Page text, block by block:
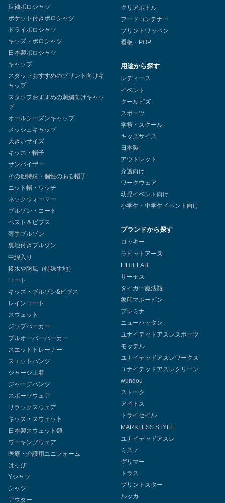
長袖ポロシャツ
ポケット付きポロシャツ
ドライポロシャツ
キッズ・ポロシャツ
日本製ポロシャツ
キャップ
スタッフおすすめのプリント向けキ
ャップ
スタッフおすすめの刺繍向けキャッ
プ
オールシーズンキャップ
メッシュキャップ
大きいサイズ
キッズ・帽子
サンバイザー
その他特殊・個性のある帽子
ニット帽・ワッチ
ネックウォーマー
ブルゾン・コート
ベスト＆ビブス
薄手ブルゾン
裏地付きブルゾン
中綿入り
撥水や防風（特殊生地）
コート
キッズ・ブルゾン&ビブス
レインコート
スウェット
ジップパーカー
プルオーバーパーカー
スエットトレーナー
スエットパンツ
ジャージ上着
ジャージパンツ
スポーツウェア
リラックスウェア
キッズ・スウェット
日本製スウェット類
ワーキングウェア
医療・介護用ユニフォーム
はっぴ
Yシャツ
シャツ
アウター
クリアボトル
フードコンテナー
プリントワッペン
看板・POP
用途から探す
レディース
イベント
クールビズ
スポーツ
学祭・スクール
キッズサイズ
日本製
アウトレット
介護向け
ワークウェア
幼児イベント向け
小学生・中学生イベント向け
ブランドから探す
ロッキー
ラビットアース
LIHIT LAB.
サーモス
タイガー魔法瓶
象印マホービン
プレミナ
ニューハッタン
ユナイテッドアスレスポーツ
モッテル
ユナイテッドアスレワークス
ユナイテッドアスレグリーン
wundou
ストーク
アイトス
トライセイル
MARKLESS STYLE
ユナイテッドアスレ
ミズノ
グリマー
トラス
プリントスター
ルッカ